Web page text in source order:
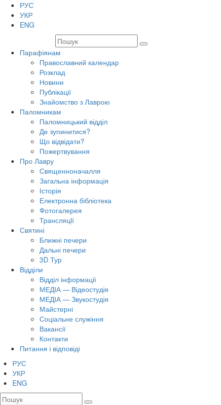
РУС
УКР
ENG
Парафіянам
Православний календар
Розклад
Новини
Публікації
Знайомство з Лаврою
Паломникам
Паломницький відділ
Де зупинитися?
Що відвідати?
Пожертвування
Про Лавру
Священноначалля
Загальна інформація
Історія
Електронна бібліотека
Фотогалерея
Трансляцiї
Святині
Ближні печери
Дальні печери
3D Тур
Відділи
Відділ інформації
МЕДІА — Відеостудія
МЕДІА — Звукостудія
Майстерні
Соціальне служіння
Вакансії
Контакти
Питання і відповіді
РУС
УКР
ENG